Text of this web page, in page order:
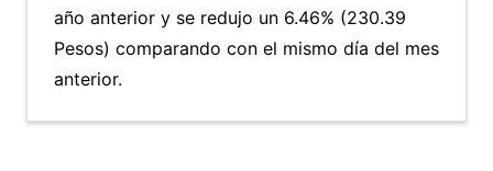
año anterior y se redujo un 6.46% (230.39
Pesos) comparando con el mismo día del mes
anterior.